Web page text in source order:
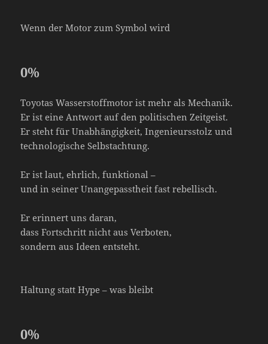
Wenn der Motor zum Symbol wird
0%
Toyotas Wasserstoffmotor ist mehr als Mechanik.
Er ist eine Antwort auf den politischen Zeitgeist.
Er steht für Unabhängigkeit, Ingenieursstolz und
technologische Selbstachtung.
Er ist laut, ehrlich, funktional –
und in seiner Unangepasstheit fast rebellisch.
Er erinnert uns daran,
dass Fortschritt nicht aus Verboten,
sondern aus Ideen entsteht.
Haltung statt Hype – was bleibt
0%